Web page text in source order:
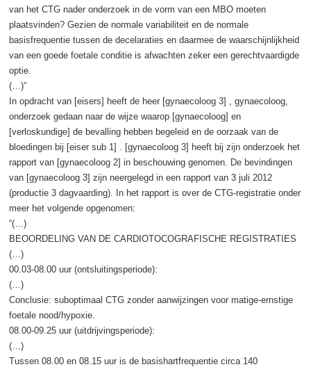
van het CTG nader onderzoek in de vorm van een MBO moeten
plaatsvinden? Gezien de normale variabiliteit en de normale
basisfrequentie tussen de decelaraties en daarmee de waarschijnlijkheid
van een goede foetale conditie is afwachten zeker een gerechtvaardigde
optie.
(…)”
In opdracht van [eisers] heeft de heer [gynaecoloog 3] , gynaecoloog,
onderzoek gedaan naar de wijze waarop [gynaecoloog] en
[verloskundige] de bevalling hebben begeleid en de oorzaak van de
bloedingen bij [eiser sub 1] . [gynaecoloog 3] heeft bij zijn onderzoek het
rapport van [gynaecoloog 2] in beschouwing genomen. De bevindingen
van [gynaecoloog 3] zijn neergelegd in een rapport van 3 juli 2012
(productie 3 dagvaarding). In het rapport is over de CTG-registratie onder
meer het volgende opgenomen:
“(…)
BEOORDELING VAN DE CARDIOTOCOGRAFISCHE REGISTRATIES
(…)
00.03-08.00 uur (ontsluitingsperiode):
(…)
Conclusie: suboptimaal CTG zonder aanwijzingen voor matige-ernstige
foetale nood/hypoxie.
08.00-09.25 uur (uitdrijvingsperiode):
(…)
Tussen 08.00 en 08.15 uur is de basishartfrequentie circa 140